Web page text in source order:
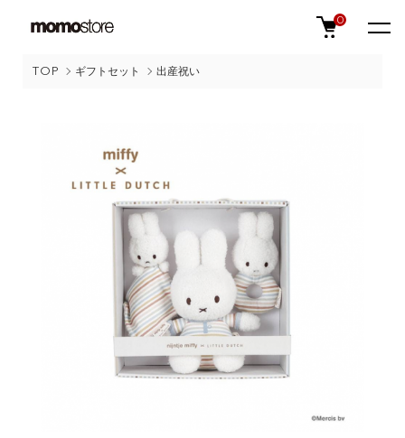
0
TOP ギフトセット 出産祝い